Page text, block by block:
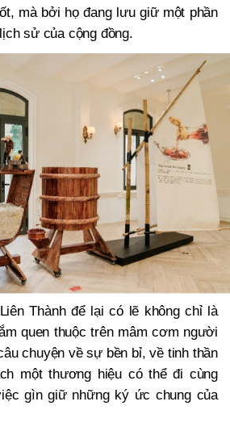
mà bởi họ đang lưu giữ một phần
sử của cộng đồng.
Thành để lại có lẽ không chỉ là
quen thuộc trên mâm cơm người
chuyện về sự bền bỉ, về tinh thần
một thương hiệu có thể đi cùng
gìn giữ những ký ức chung của